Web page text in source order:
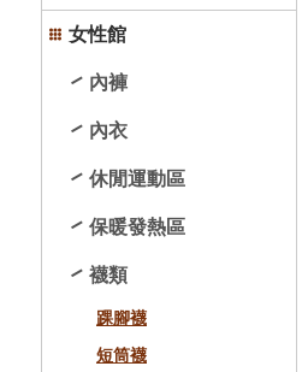
女性館
內褲
內衣
休閒運動區
保暖發熱區
襪類
踝腳襪
短筒襪